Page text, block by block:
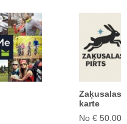
Zaķusalas
karte
No € 50.00